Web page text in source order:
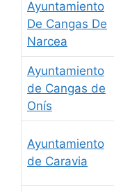
Ayuntamiento
De Cangas De
Narcea
Ayuntamiento
de Cangas de
Onís
Ayuntamiento
de Caravia